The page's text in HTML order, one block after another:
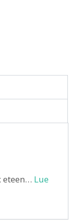
eteen… Lue